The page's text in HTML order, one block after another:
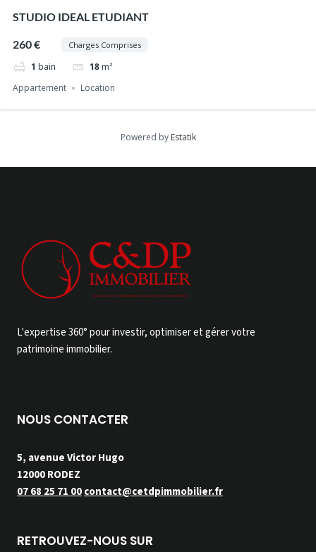
STUDIO IDEAL ETUDIANT
260 € Charges Comprises
1 bain 18 m²
Appartement
Location
Powered by Estatik
L'expertise 360° pour investir, optimiser et gérer votre
patrimoine immobilier.
NOUS CONTACTER
5, avenue Victor Hugo
12000 RODEZ
07 68 25 71 00contact@cetdpimmobilier.fr
RETROUVEZ-NOUS SUR